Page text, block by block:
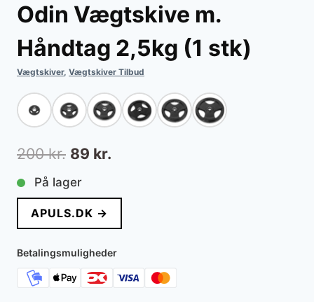
Odin Vægtskive m.
Håndtag 2,5kg (1 stk)
Vægtskiver, Vægtskiver Tilbud
200kr. Den
oprindelige
pris
var:
200 kr..
89 kr.
pris
er:
89 kr..
På lager
APULS.DK →
Betalingsmuligheder